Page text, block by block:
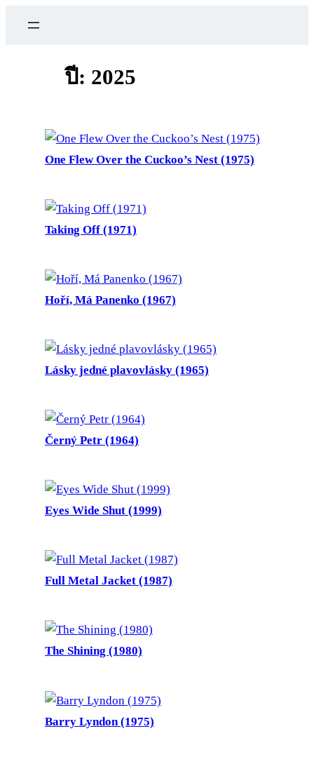
ปี: 2025
One Flew Over the Cuckoo’s Nest (1975)
Taking Off (1971)
Hoří, Má Panenko (1967)
Lásky jedné plavovlásky (1965)
Černý Petr (1964)
Eyes Wide Shut (1999)
Full Metal Jacket (1987)
The Shining (1980)
Barry Lyndon (1975)